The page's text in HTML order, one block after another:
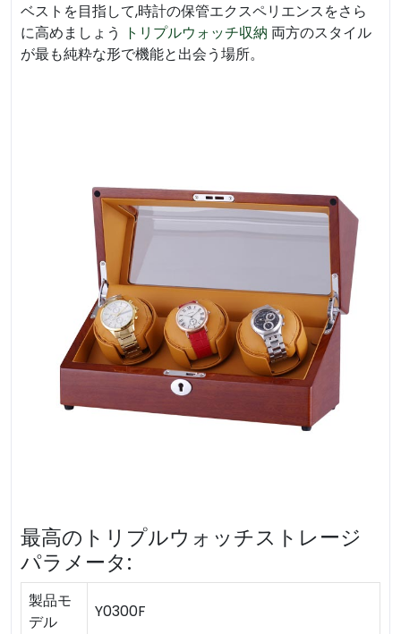
ベストを目指して,時計の保管エクスペリエンスをさら
に高めましょう
トリプルウォッチ収納 両方のスタイル
が最も純粋な形で機能と出会う場所。
最高のトリプルウォッチストレージ
パラメータ:
製品モ
デル
Y0300F